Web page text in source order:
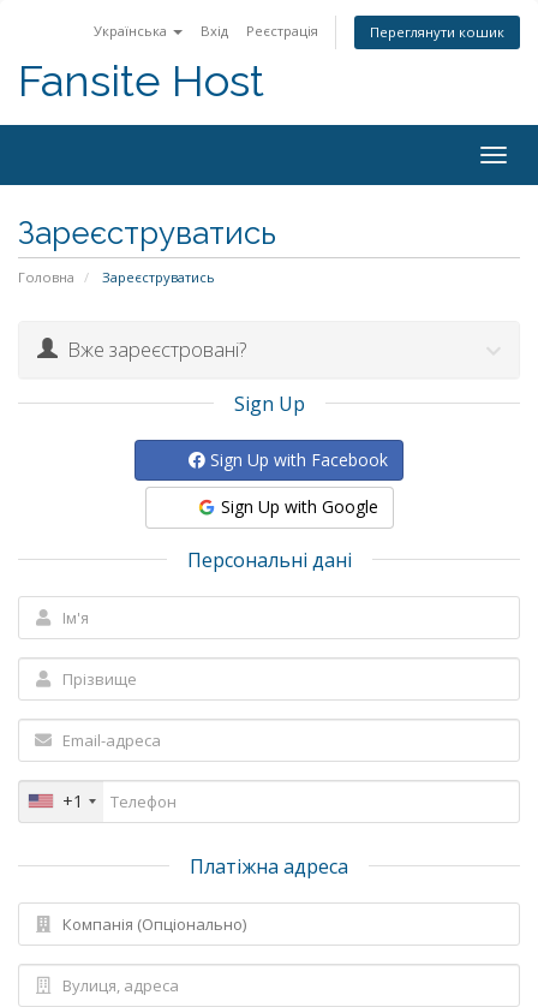
Українська Вхід Реєстрація Переглянути кошик
Fansite Host
Зареєструватись
Головна Зареєструватись
Вже зареєстровані?
Sign Up
Sign Up with Facebook
Sign Up with Google
Персональні дані
+1
Платіжна адреса